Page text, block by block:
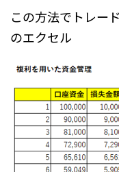
この方法でトレー
のエクセル